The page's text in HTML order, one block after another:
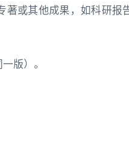
或其他成果，如科研报
版）。